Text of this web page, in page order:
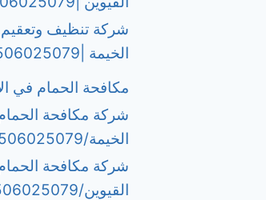
شركة تنظيف
الخيمة |0506025079
مكافحة الحمام في
شركة مكافحة
الخيمة/0506025079
شركة مكافحة
القيوين/0506025079